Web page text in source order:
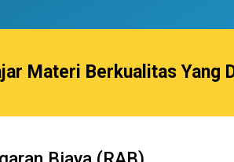
Materi Berkualitas Yang